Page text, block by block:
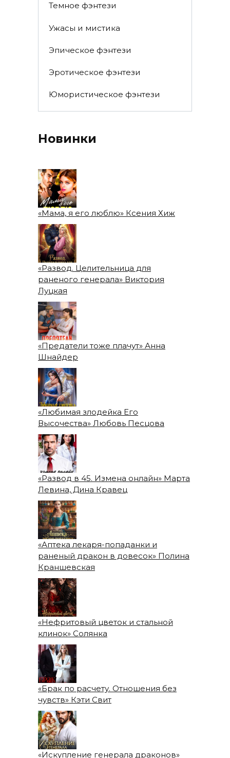
Темное фэнтези
Ужасы и мистика
Эпическое фэнтези
Эротическое фэнтези
Юмористическое фэнтези
Новинки
«Мама, я его люблю» Ксения Хиж
«Развод. Целительница для
раненого генерала» Виктория
Луцкая
«Предатели тоже плачут» Анна
Шнайдер
«Любимая злодейка Его
Высочества» Любовь Песцова
«Развод в 45. Измена онлайн» Марта
Левина, Дина Кравец
«Аптека лекаря-попаданки и
раненый дракон в довесок» Полина
Краншевская
«Нефритовый цветок и стальной
клинок» Солянка
«Брак по расчету. Отношения без
чувств» Кэти Свит
«Искупление генерала драконов»